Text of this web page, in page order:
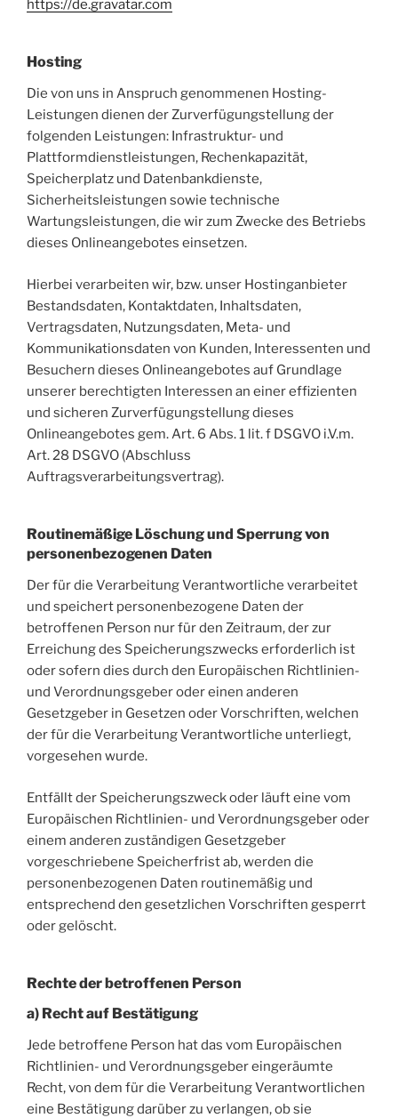
https://de.gravatar.com
Hosting
Die von uns in Anspruch genommenen Hosting-
Leistungen dienen der Zurverfügungstellung der
folgenden Leistungen: Infrastruktur- und
Plattformdienstleistungen, Rechenkapazität,
Speicherplatz und Datenbankdienste,
Sicherheitsleistungen sowie technische
Wartungsleistungen, die wir zum Zwecke des Betriebs
dieses Onlineangebotes einsetzen.
Hierbei verarbeiten wir, bzw. unser Hostinganbieter
Bestandsdaten, Kontaktdaten, Inhaltsdaten,
Vertragsdaten, Nutzungsdaten, Meta- und
Kommunikationsdaten von Kunden, Interessenten und
Besuchern dieses Onlineangebotes auf Grundlage
unserer berechtigten Interessen an einer effizienten
und sicheren Zurverfügungstellung dieses
Onlineangebotes gem. Art. 6 Abs. 1 lit. f DSGVO i.V.m.
Art. 28 DSGVO (Abschluss
Auftragsverarbeitungsvertrag).
Routinemäßige Löschung und Sperrung von
personenbezogenen Daten
Der für die Verarbeitung Verantwortliche verarbeitet
und speichert personenbezogene Daten der
betroffenen Person nur für den Zeitraum, der zur
Erreichung des Speicherungszwecks erforderlich ist
oder sofern dies durch den Europäischen Richtlinien-
und Verordnungsgeber oder einen anderen
Gesetzgeber in Gesetzen oder Vorschriften, welchen
der für die Verarbeitung Verantwortliche unterliegt,
vorgesehen wurde.
Entfällt der Speicherungszweck oder läuft eine vom
Europäischen Richtlinien- und Verordnungsgeber oder
einem anderen zuständigen Gesetzgeber
vorgeschriebene Speicherfrist ab, werden die
personenbezogenen Daten routinemäßig und
entsprechend den gesetzlichen Vorschriften gesperrt
oder gelöscht.
Rechte der betroffenen Person
a) Recht auf Bestätigung
Jede betroffene Person hat das vom Europäischen
Richtlinien- und Verordnungsgeber eingeräumte
Recht, von dem für die Verarbeitung Verantwortlichen
eine Bestätigung darüber zu verlangen, ob sie